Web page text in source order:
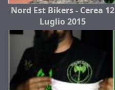
Nord Est Bikers - Cerea 12
Luglio 2015